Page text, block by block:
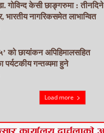
गोविन्द केसी छाङ्गरुमा : तीनदिने
भारतीय नागरिकसमेत लाभान्वित
को छायांकन अपिहिमालसहित
पर्यटकीय गन्तव्यमा हुने
Load more